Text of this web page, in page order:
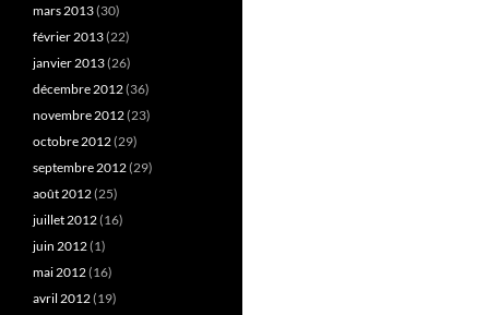
mars 2013(30)
février 2013(22)
janvier 2013(26)
décembre 2012(36)
novembre 2012(23)
octobre 2012(29)
septembre 2012(29)
août 2012(25)
juillet 2012(16)
juin 2012(1)
mai 2012(16)
avril 2012(19)